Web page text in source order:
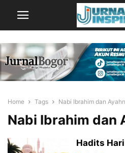
Home Tags Nabi Ibrahim dan
Nabi Ibrahim dan
Hadits